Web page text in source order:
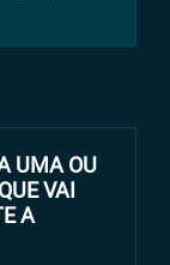
UMA OU
VAI
A